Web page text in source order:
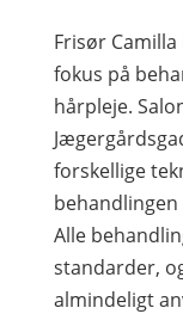
Frisør
fokus på
hårpleje.
forskellige
Alle
standarder,
almindeligt